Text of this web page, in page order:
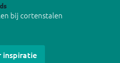
bij cortenstalen
inspiratie